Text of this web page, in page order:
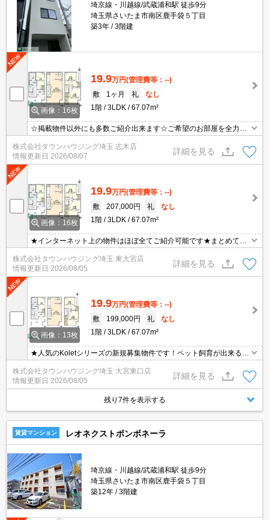
埼京線・川越線/武蔵浦和駅 徒歩9分
埼玉県さいたま市南区鹿手袋５丁目
築3年
3階建
画像：16枚
19.9万円(管理費等：--)
敷
1ヶ月 礼
なし
1階
3LDK 67.07m²
☆掲載物件以外にも多数ご紹介出来ます☆ご希望のお部屋を全力で
お探しさせて頂きます♪
株式会社タウンハウジング埼玉 志木店
情報更新日 2026/08/07
詳細を見る
画像：16枚
19.9万円(管理費等：--)
敷
207,000円 礼
なし
1階
3LDK 67.07m²
★インターネット上の物件はほぼ全てご紹介可能です★まとめてご
紹介致します★お部屋探しは情報量地域No１の★タウンハウジング
東大宮店まで★
株式会社タウンハウジング埼玉 東大宮店
情報更新日 2026/08/05
詳細を見る
画像：13枚
19.9万円(管理費等：--)
敷
199,000円 礼
なし
1階
3LDK 67.07m²
★人気のKoletシリーズの新規募集物件です！ペット飼育が出来る賃
貸物件です♪
株式会社タウンハウジング埼玉 大宮東口店
情報更新日 2026/08/05
詳細を見る
残り7件を表示する
賃貸マンション レオネクストボンボネーラ
埼京線・川越線/武蔵浦和駅 徒歩9分
埼玉県さいたま市南区鹿手袋５丁目
築12年
3階建